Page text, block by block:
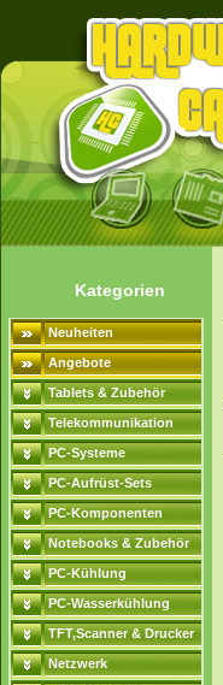
Kategorien
Neuheiten
Angebote
Tablets & Zubehör
Telekommunikation
PC-Systeme
PC-Aufrüst-Sets
PC-Komponenten
Notebooks & Zubehör
PC-Kühlung
PC-Wasserkühlung
TFT,Scanner & Drucker
Netzwerk